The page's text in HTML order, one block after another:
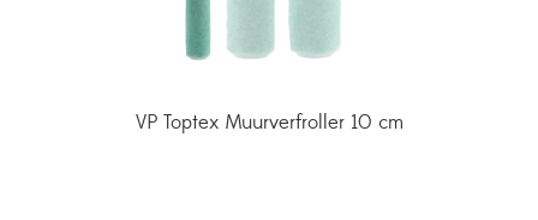
VP Toptex Muurverfroller 10 cm